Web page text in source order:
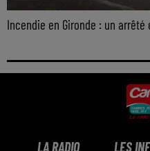
Incendie en Gironde : un
LA RADIO LES